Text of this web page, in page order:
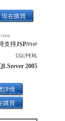
現在購買
支持JSP/PHP
CGI/PERL
2005
詳情
購買